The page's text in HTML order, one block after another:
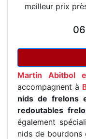
meilleur prix
Martin Abitbol
accompagnent à
nids de frelons
redoutables
également
nids de bourdons